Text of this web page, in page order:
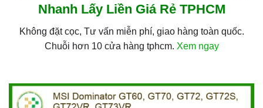
Nhanh Lấy Liền Giá Rẻ TPHCM
Không đặt cọc, Tư vấn miễn phí, giao hàng toàn quốc.
Chuỗi hơn 10 cửa hàng tphcm. Xem ngay